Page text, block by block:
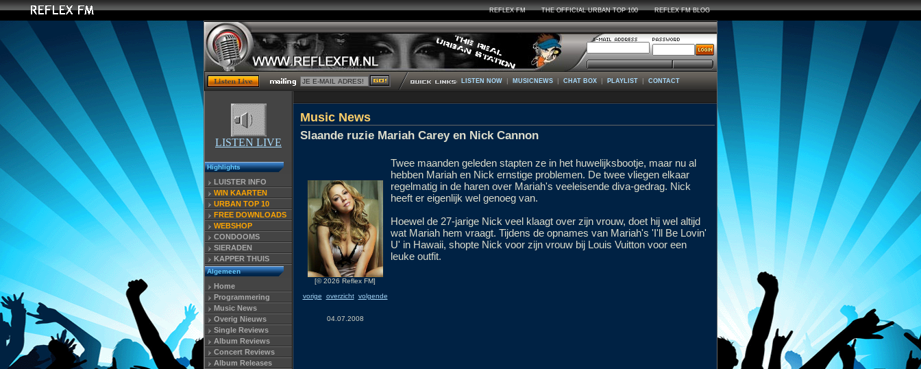
REFLEX FM THE OFFICIAL URBAN TOP 100 REFLEX FM BLOG
LISTEN NOW | MUSICNEWS | CHAT BOX | PLAYLIST | CONTACT
LISTEN LIVE
Highlights
LUISTER INFO
WIN KAARTEN
URBAN TOP 10
FREE DOWNLOADS
WEBSHOP
CONDOOMS
SIERADEN
KAPPER THUIS
Algemeen
Home
Programmering
Music News
Overig Nieuws
Single Reviews
Album Reviews
Concert Reviews
Album Releases
Music News
Slaande ruzie Mariah Carey en Nick Cannon
[© 2026 Reflex FM]
vorige
overzicht volgende
04.07.2008
Twee maanden geleden stapten ze in het huwelijksbootje, maar nu al
hebben Mariah en Nick ernstige problemen. De twee vliegen elkaar
regelmatig in de haren over Mariah's veeleisende diva-gedrag. Nick
heeft er eigenlijk wel genoeg van.
Hoewel de 27-jarige Nick veel klaagt over zijn vrouw, doet hij wel altijd
wat Mariah hem vraagt. Tijdens de opnames van Mariah's 'I'll Be Lovin'
U' in Hawaii, shopte Nick voor zijn vrouw bij Louis Vuitton voor een
leuke outfit.